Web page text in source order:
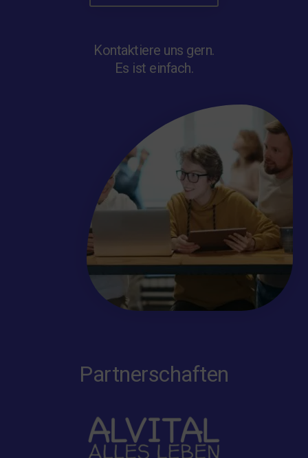
Kontaktiere uns gern.
Es ist einfach.
Partnerschaften